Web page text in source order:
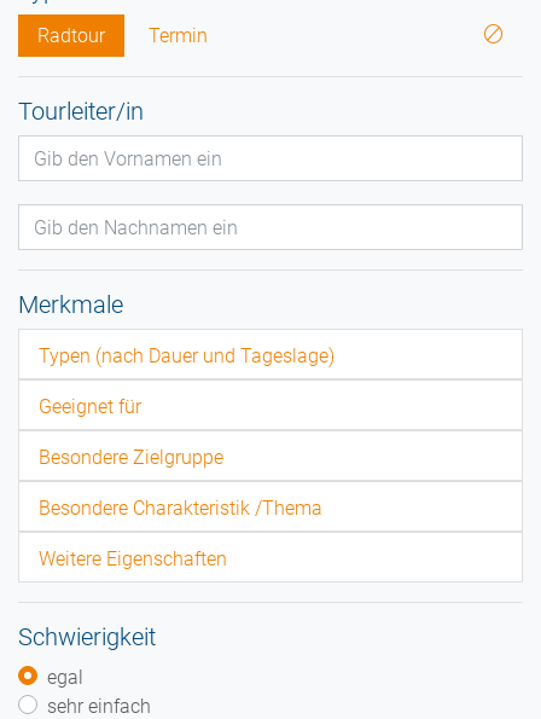
Radtour Termin
Tourleiter/in
Merkmale
Typen (nach Dauer und Tageslage)
Geeignet für
Besondere Zielgruppe
Besondere Charakteristik /Thema
Weitere Eigenschaften
Schwierigkeit
egal
sehr einfach